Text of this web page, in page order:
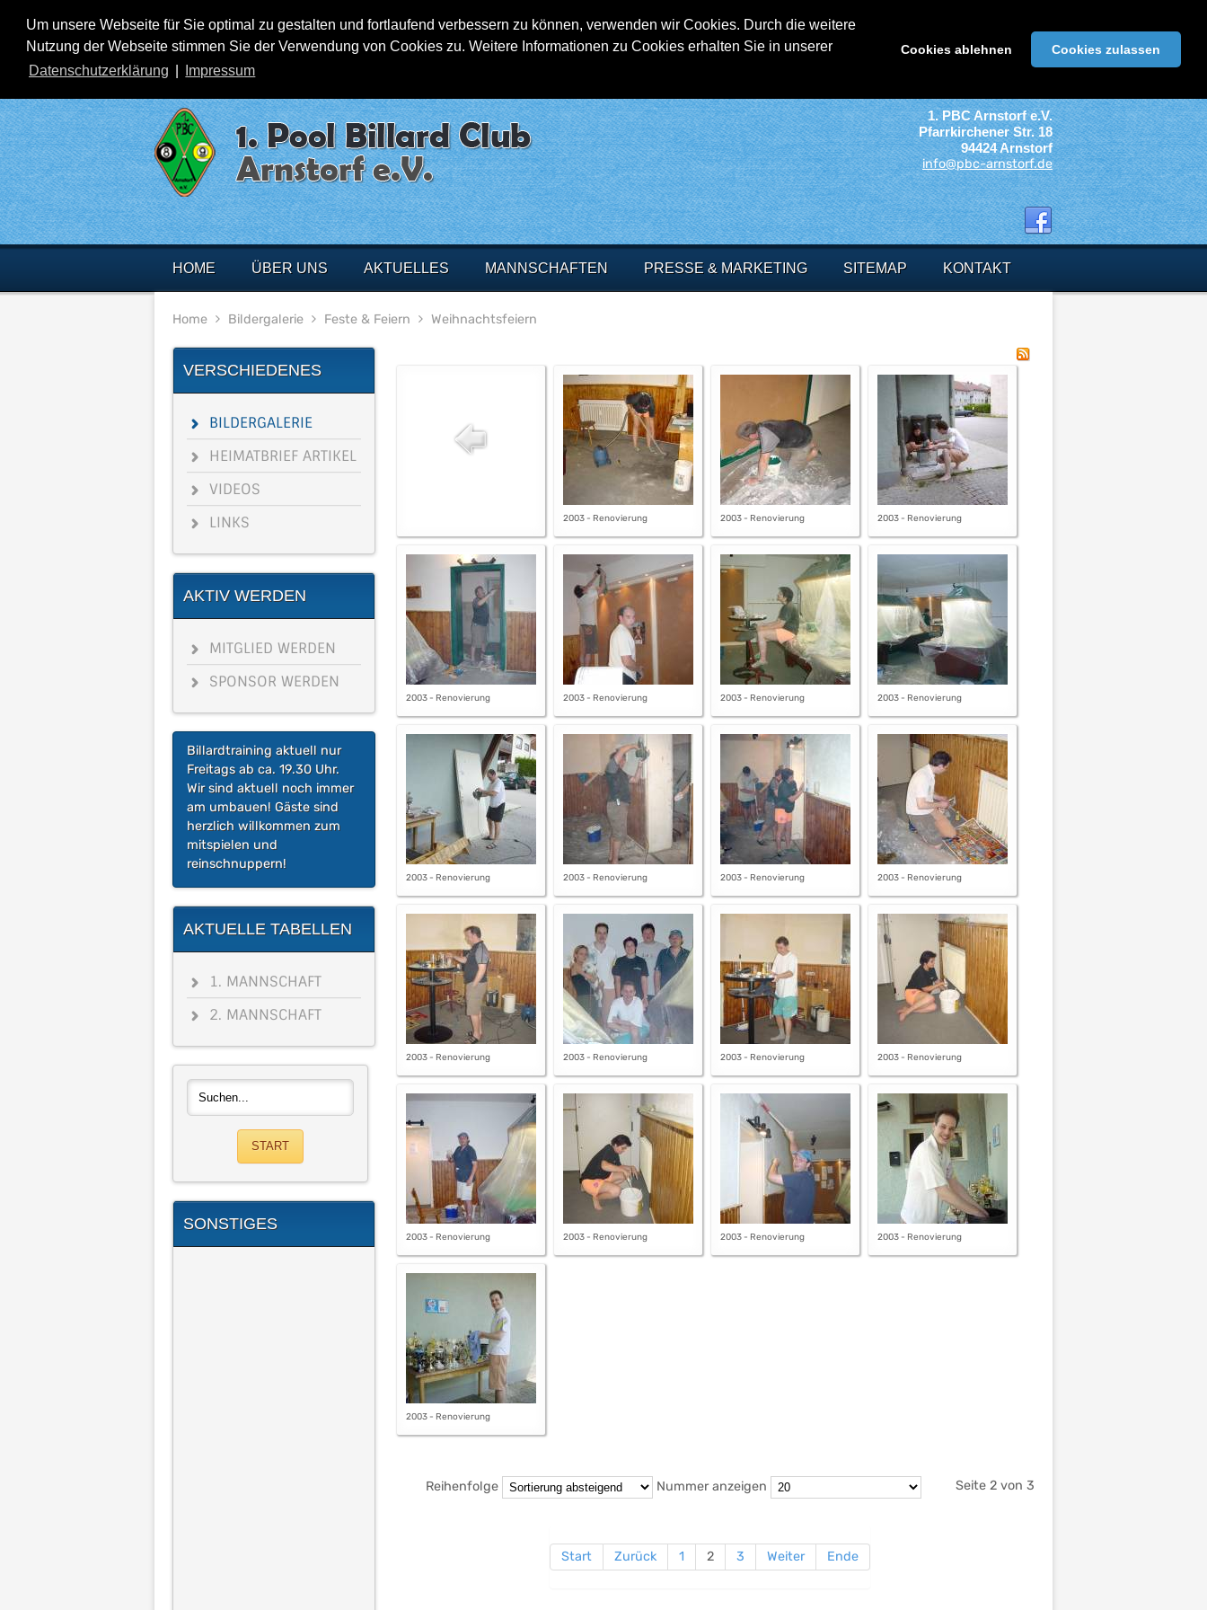
Um unsere Webseite für Sie optimal zu gestalten und fortlaufend verbessern zu können, verwenden wir Cookies. Durch die weitere
Nutzung der Webseite stimmen Sie der Verwendung von Cookies zu. Weitere Informationen zu Cookies erhalten Sie in unserer
Datenschutzerklärung
Impressum
Cookies ablehnen Cookies zulassen
1. PBC Arnstorf e.V.
Pfarrkirchener Str. 18
94424 Arnstorf
info@pbc-arnstorf.de
HOME ÜBER UNS AKTUELLES MANNSCHAFTEN PRESSE & MARKETING SITEMAP KONTAKT
Home Bildergalerie Feste & Feiern Weihnachtsfeiern
VERSCHIEDENES
BILDERGALERIE
HEIMATBRIEF ARTIKEL
VIDEOS
LINKS
AKTIV WERDEN
MITGLIED WERDEN
SPONSOR WERDEN
Billardtraining aktuell nur
Freitags ab ca. 19.30 Uhr.
Wir sind aktuell noch immer
am umbauen! Gäste sind
herzlich willkommen zum
mitspielen und
reinschnuppern!
AKTUELLE TABELLEN
1. MANNSCHAFT
2. MANNSCHAFT
SONSTIGES
2003 - Renovierung 2003 - Renovierung 2003 - Renovierung
2003 - Renovierung 2003 - Renovierung 2003 - Renovierung 2003 - Renovierung
2003 - Renovierung 2003 - Renovierung 2003 - Renovierung 2003 - Renovierung
2003 - Renovierung 2003 - Renovierung 2003 - Renovierung 2003 - Renovierung
2003 - Renovierung 2003 - Renovierung 2003 - Renovierung 2003 - Renovierung
2003 - Renovierung
Reihenfolge Nummer anzeigen Seite 2 von 3
Start Zurück 1 2 3 Weiter Ende